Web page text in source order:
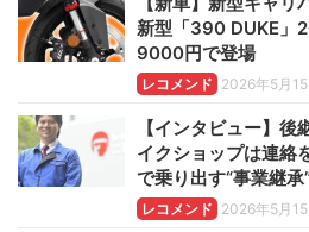
新型「390 DUKE」
9000円で登場
レコメンド 2026年5月15
【インタビュー】
イクショップは連絡
で乗り出す“事業継承
レコメンド 2026年5月15